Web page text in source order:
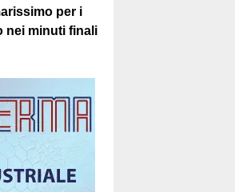
per i
nei minuti finali